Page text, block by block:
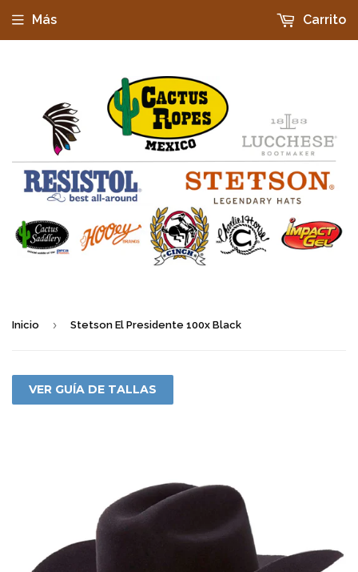
Más Carrito
Inicio › Stetson El Presidente 100x Black
VER GUÍA DE TALLAS